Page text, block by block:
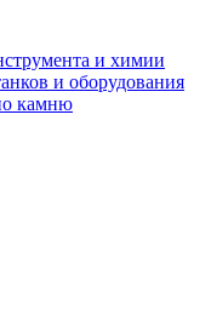
и химии
и оборудования
камню